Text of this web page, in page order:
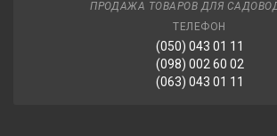
ПРОДАЖА ТОВАРОВ ДЛЯ
ТЕЛЕФОН
(050) 043 01 11
(098) 002 60 02
(063) 043 01 11